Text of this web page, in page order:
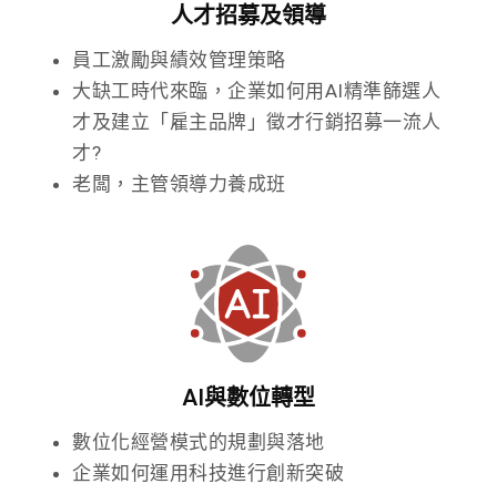
人才招募及領導
員工激勵與績效管理策略
大缺工時代來臨，企業如何用AI精準篩選人
才及建立「雇主品牌」徵才行銷招募一流人
才?
老闆，主管領導力養成班
AI與數位轉型
數位化經營模式的規劃與落地
企業如何運用科技進行創新突破